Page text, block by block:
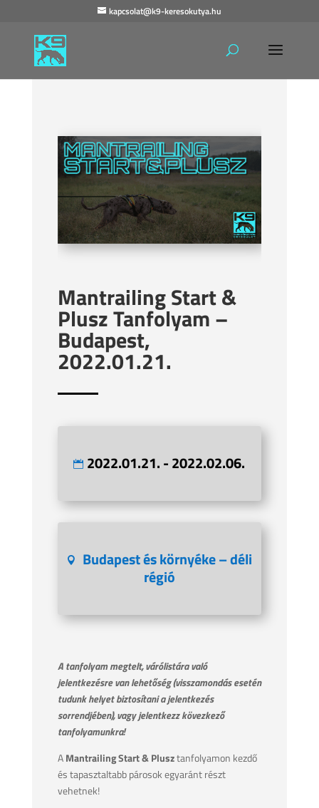
kapcsolat@k9-keresokutya.hu
Mantrailing Start &
Plusz Tanfolyam –
Budapest,
2022.01.21.
2022.01.21. - 2022.02.06.
Budapest és környéke – déli
régió
A tanfolyam megtelt, várólistára való
jelentkezésre van lehetőség (visszamondás esetén
tudunk helyet biztosítani a jelentkezés
sorrendjében), vagy jelentkezz kövezkező
tanfolyamunkra!
AMantrailing Start & Plusztanfolyamon kezdő
és tapasztaltabb párosok egyaránt részt
vehetnek!